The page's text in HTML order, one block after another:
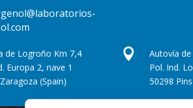
de Logroño Km 7,4
Europa 2, nave 1
(Spain)

Autovía
Pol. Ind.
50298